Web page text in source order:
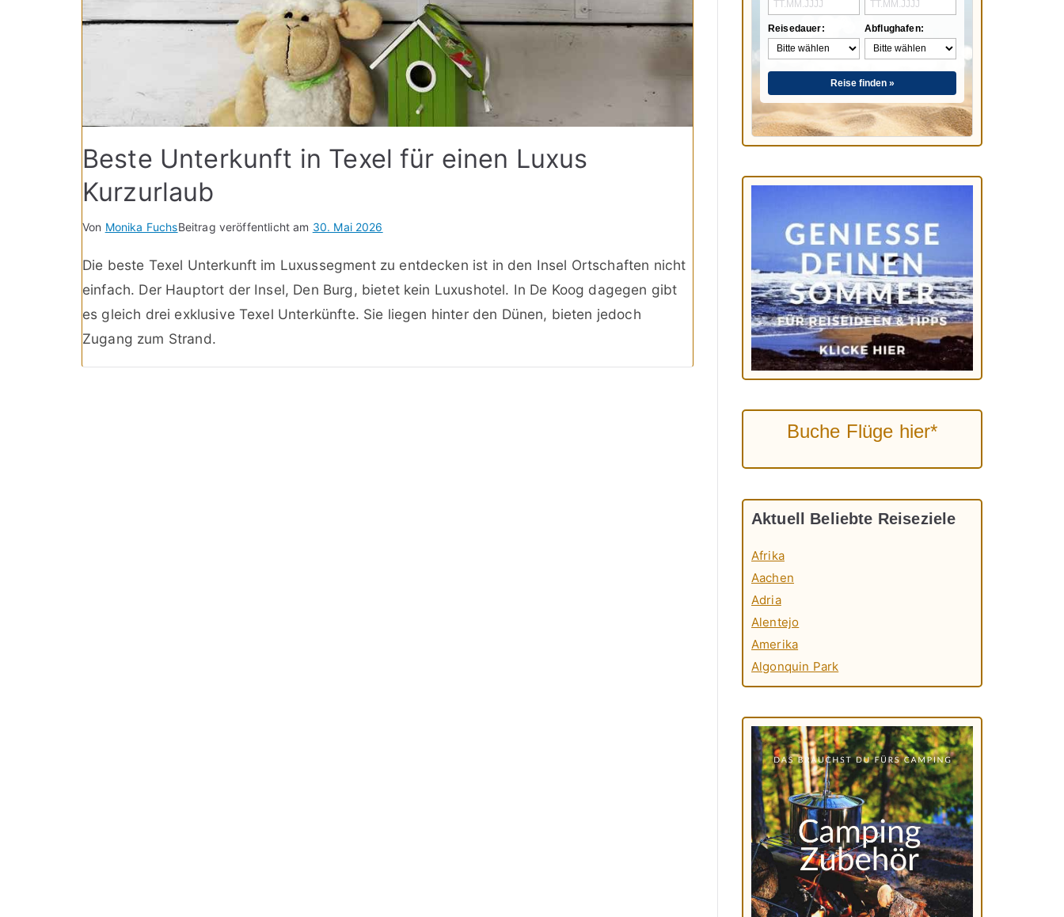
Beste Unterkunft in Texel für einen Luxus
Kurzurlaub
Von Monika FuchsBeitrag veröffentlicht am 30. Mai 2026
Die beste Texel Unterkunft im Luxussegment zu entdecken ist in den Insel Ortschaften nicht
einfach. Der Hauptort der Insel, Den Burg, bietet kein Luxushotel. In De Koog dagegen gibt
es gleich drei exklusive Texel Unterkünfte. Sie liegen hinter den Dünen, bieten jedoch
Zugang zum Strand.
Reisedauer: Abflughafen:
Reise finden »
Buche Flüge hier*
Aktuell Beliebte Reiseziele
Afrika
Aachen
Adria
Alentejo
Amerika
Algonquin Park